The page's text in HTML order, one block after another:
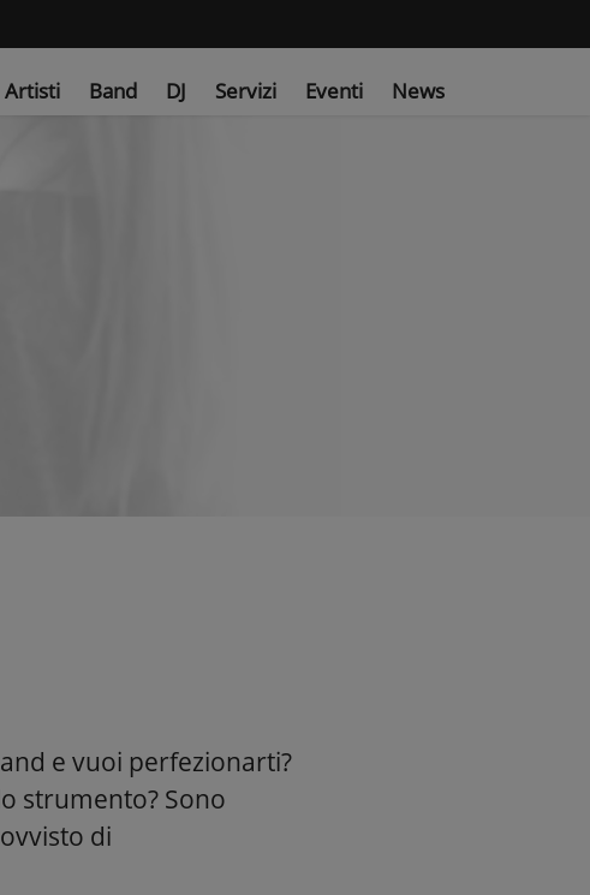
Artisti Band DJ Servizi Eventi News
e vuoi perfezionarti?
strumento? Sono
di